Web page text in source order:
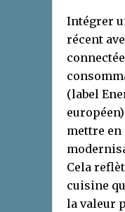
Intégrer
récent
(label
mettre en
Cela
cuisine
la valeur